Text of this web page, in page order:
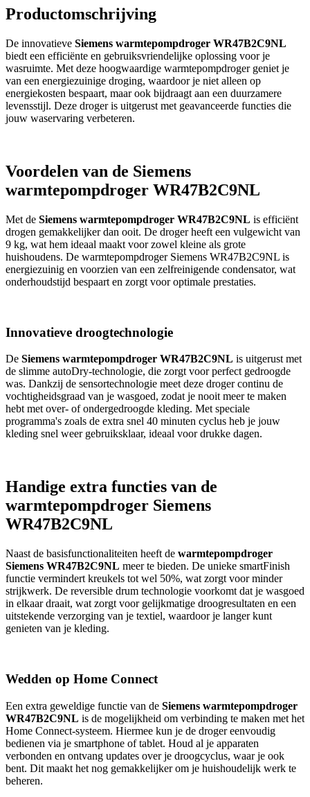
Productomschrijving
De innovatieve Siemens warmtepompdroger WR47B2C9NL
biedt een efficiënte en gebruiksvriendelijke oplossing voor je
wasruimte. Met deze hoogwaardige warmtepompdroger geniet je
van een energiezuinige droging, waardoor je niet alleen op
energiekosten bespaart, maar ook bijdraagt aan een duurzamere
levensstijl. Deze droger is uitgerust met geavanceerde functies die
jouw waservaring verbeteren.
Voordelen van de Siemens
warmtepompdroger WR47B2C9NL
Met de Siemens warmtepompdroger WR47B2C9NL is efficiënt
drogen gemakkelijker dan ooit. De droger heeft een vulgewicht van
9 kg, wat hem ideaal maakt voor zowel kleine als grote
huishoudens. De warmtepompdroger Siemens WR47B2C9NL is
energiezuinig en voorzien van een zelfreinigende condensator, wat
onderhoudstijd bespaart en zorgt voor optimale prestaties.
Innovatieve droogtechnologie
De Siemens warmtepompdroger WR47B2C9NL is uitgerust met
de slimme autoDry-technologie, die zorgt voor perfect gedroogde
was. Dankzij de sensortechnologie meet deze droger continu de
vochtigheidsgraad van je wasgoed, zodat je nooit meer te maken
hebt met over- of ondergedroogde kleding. Met speciale
programma's zoals de extra snel 40 minuten cyclus heb je jouw
kleding snel weer gebruiksklaar, ideaal voor drukke dagen.
Handige extra functies van de
warmtepompdroger Siemens
WR47B2C9NL
Naast de basisfunctionaliteiten heeft de warmtepompdroger
Siemens WR47B2C9NL meer te bieden. De unieke smartFinish
functie vermindert kreukels tot wel 50%, wat zorgt voor minder
strijkwerk. De reversible drum technologie voorkomt dat je wasgoed
in elkaar draait, wat zorgt voor gelijkmatige droogresultaten en een
uitstekende verzorging van je textiel, waardoor je langer kunt
genieten van je kleding.
Wedden op Home Connect
Een extra geweldige functie van de Siemens warmtepompdroger
WR47B2C9NL is de mogelijkheid om verbinding te maken met het
Home Connect-systeem. Hiermee kun je de droger eenvoudig
bedienen via je smartphone of tablet. Houd al je apparaten
verbonden en ontvang updates over je droogcyclus, waar je ook
bent. Dit maakt het nog gemakkelijker om je huishoudelijk werk te
beheren.